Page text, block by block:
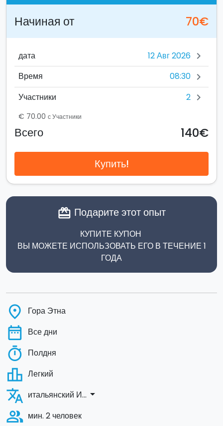
Начиная от 70€
дата chevron_right
Время 08:30 chevron_right
Участники 2 chevron_right
€ 70.00 с Участники
Всего 140€
Купить!
card_giftcard Подарите этот опыт
КУПИТЕ КУПОН
ВЫ МОЖЕТЕ ИСПОЛЬЗОВАТЬ ЕГО В ТЕЧЕНИЕ 1
ГОДА
place Гора Этна
date_range Все дни
timer Полдня
leaderboard Легкий
translate итальянский И... arrow_drop_down
people_alt мин. 2 человек